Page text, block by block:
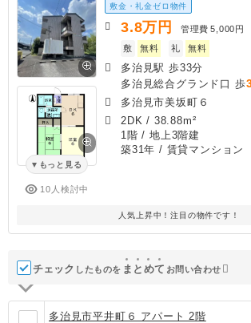
もっと見る
10人検討中
敷金・礼金ゼロ物件
3.8万円 管理費 5,000円
敷
無料 礼 無料
多治見駅 歩33分
多治見総合グランド口 歩
多治見市美坂町６
2DK / 38.88m²
1階 / 地上3階建
築31年 / 賃貸マンション
人気上昇中！注目の物件です！
チェック したものを ま と めて お問い合わせ
多治見市平井町６ アパート 2階